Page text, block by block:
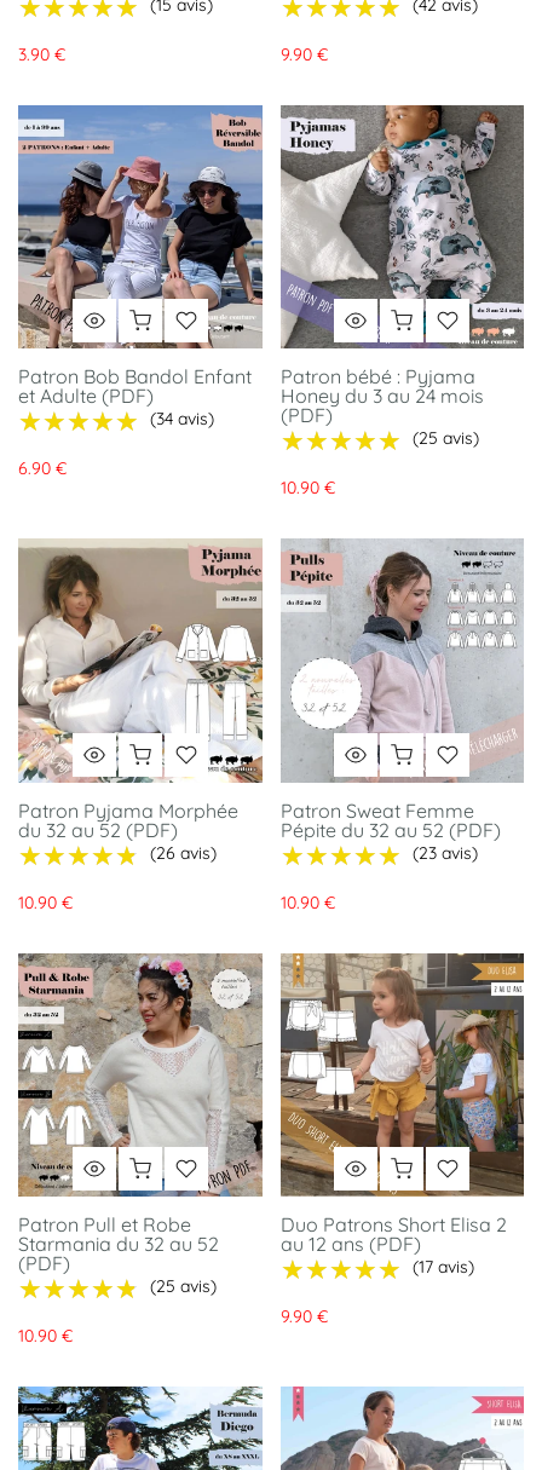
3.90 € 9.90 €
Patron Bob Bandol Enfant
et Adulte (PDF)
★★★★★
★★★★★ (34 avis)
6.90 €
Patron bébé : Pyjama
Honey du 3 au 24 mois
(PDF)
★★★★★
★★★★★ (25 avis)
10.90 €
Patron Pyjama Morphée
du 32 au 52 (PDF)
★★★★★
★★★★★ (26 avis)
10.90 €
Patron Sweat Femme
Pépite du 32 au 52 (PDF)
★★★★★
★★★★★ (23 avis)
10.90 €
Patron Pull et Robe
Starmania du 32 au 52
(PDF)
★★★★★
★★★★★ (25 avis)
10.90 €
Duo Patrons Short Elisa 2
au 12 ans (PDF)
★★★★★
★★★★★ (17 avis)
9.90 €